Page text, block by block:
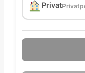
Privat